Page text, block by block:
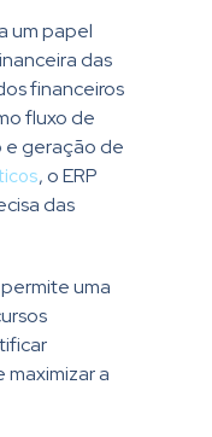
um papel
das
financeiros
fluxo de
e geração de
, o ERP
das
uma
maximizar a